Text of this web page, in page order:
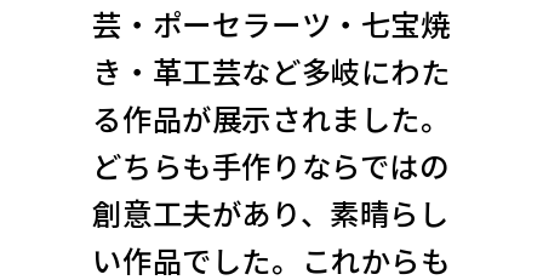
芸・ポーセラーツ・七宝焼
き・革工芸など多岐にわた
る作品が展示されました。
どちらも手作りならではの
創意工夫があり、素晴らし
い作品でした。これからも